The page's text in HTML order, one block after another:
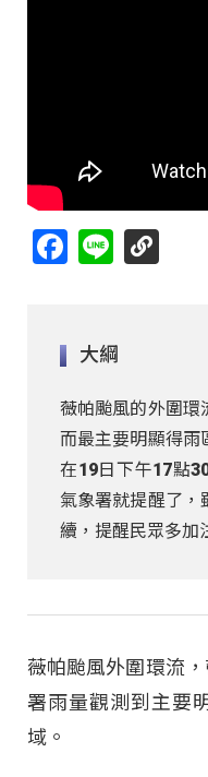
Facebook
Line
大綱
薇帕颱風的外圍環
而最主要明顯得雨
在19日下午17點
氣象署就提醒了，
續，提醒民眾多加
薇帕颱風外圍環流
署雨量觀測到主要
域。